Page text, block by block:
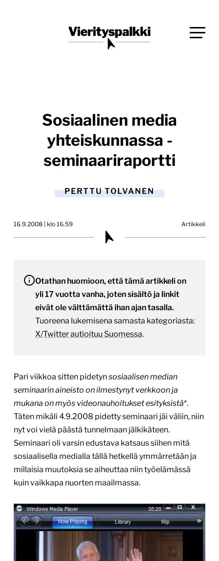
Vierityspalkki.fi
Sosiaalinen media
yhteiskunnassa -
seminaariraportti
PERTTU TOLVANEN
16.9.2008 | klo 16.59 Artikkeli
Otathan huomioon, että tämä artikkeli on
yli 17 vuotta vanha, joten sisältö ja linkit
eivät ole välttämättä ihan ajan tasalla.
Tuoreena lukemisena samasta kategoriasta:
X/Twitter autioituu Suomessa.
Pari viikkoa sitten pidetynsosiaalisen median
seminaarin aineisto on ilmestynyt verkkoon ja
mukana on myös videonauhoitukset esityksistä*.
Täten mikäli 4.9.2008 pidetty seminaari jäi väliin, niin
nyt voi vielä päästä tunnelmaan jälkikäteen.
Seminaari oli varsin edustava katsaus siihen mitä
sosiaalisella medialla tällä hetkellä ymmärretään ja
millaisia muutoksia se aiheuttaa niin työelämässä
kuin vaikkapa nuorten maailmassa.